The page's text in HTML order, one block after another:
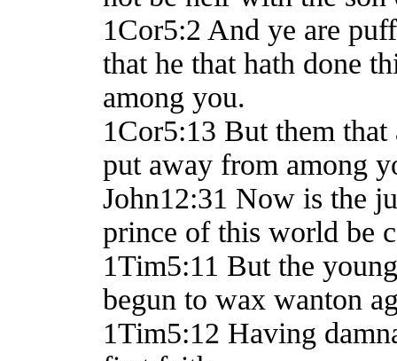
1Cor5:2 And ye are
that he that hath done
among you.
1Cor5:13 But them
put away from among
John12:31 Now is the
prince of this world be
1Tim5:11 But the
begun to wax wanton
1Tim5:12 Having